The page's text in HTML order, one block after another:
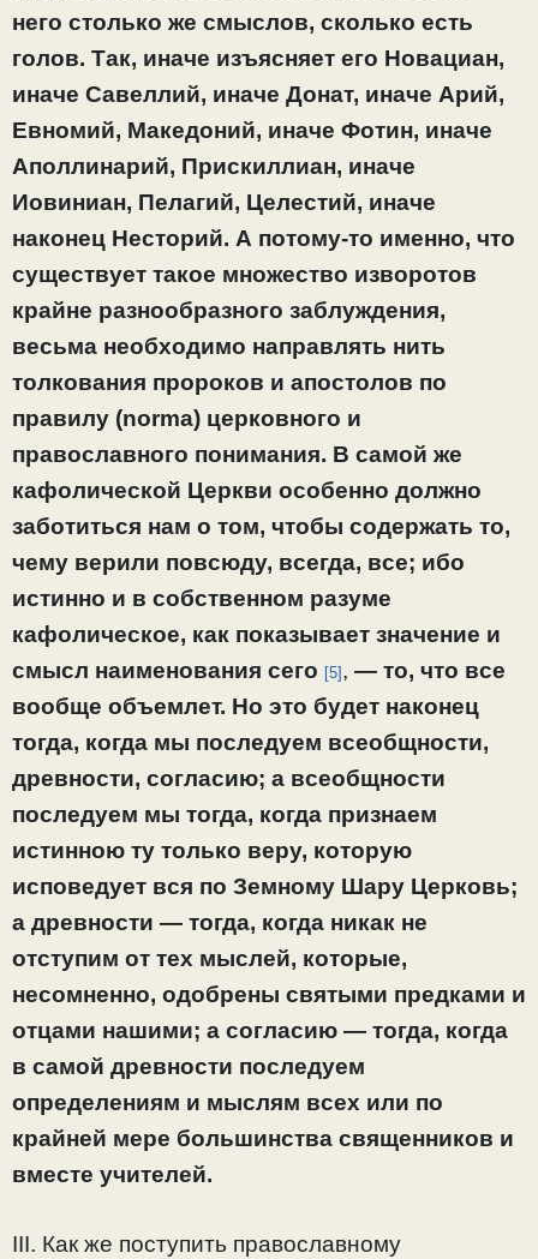
него столько же смыслов, сколько есть
голов. Так, иначе изъясняет его Новациан,
иначе Савеллий, иначе Донат, иначе Арий,
Евномий, Македоний, иначе Фотин, иначе
Аполлинарий, Прискиллиан, иначе
Иовиниан, Пелагий, Целестий, иначе
наконец Несторий. А потому-то именно, что
существует такое множество изворотов
крайне разнообразного заблуждения,
весьма необходимо направлять нить
толкования пророков и апостолов по
правилу (norma) церковного и
православного понимания. В самой же
кафолической Церкви особенно должно
заботиться нам о том, чтобы содержать то,
чему верили повсюду, всегда, все; ибо
истинно и в собственном разуме
кафолическое, как показывает значение и
смысл наименования сего [5], — то, что все
вообще объемлет. Но это будет наконец
тогда, когда мы последуем всеобщности,
древности, согласию; а всеобщности
последуем мы тогда, когда признаем
истинною ту только веру, которую
исповедует вся по Земному Шару Церковь;
а древности — тогда, когда никак не
отступим от тех мыслей, которые,
несомненно, одобрены святыми предками и
отцами нашими; а согласию — тогда, когда
в самой древности последуем
определениям и мыслям всех или по
крайней мере большинства священников и
вместе учителей.
III. Как же поступить православному